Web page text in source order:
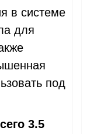
в системе
для
под
3.5